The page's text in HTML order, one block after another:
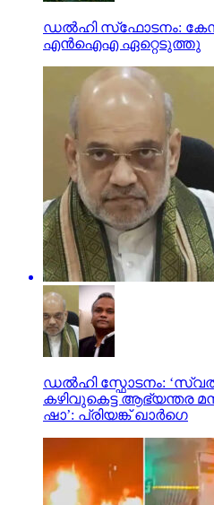
ഡല്‍ഹി സ്‌ഫോടനം:
എന്‍ഐഎ ഏറ്റെടുത്തു
ഡല്‍ഹി സ്ഫോടനം:
കഴിവുകെട്ട ആഭ്യന്തര
ഷാ’: പ്രിയങ്ക് ഖാർഗെ